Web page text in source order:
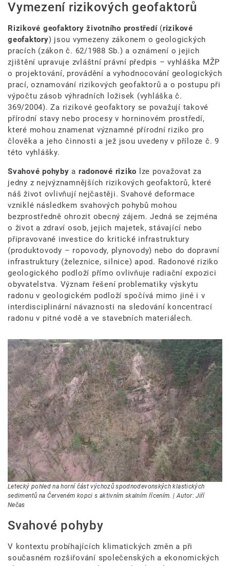
Vymezení rizikových geofaktorů
Rizikové geofaktory životního prostředí(rizikové
geofaktory) jsou vymezeny zákonem o geologických
pracích (zákon č. 62/1988 Sb.) a oznámení o jejich
zjištění upravuje zvláštní právní předpis – vyhláška MŽP
o projektování, provádění a vyhodnocování geologických
prací, oznamování rizikových geofaktorů a o postupu při
výpočtu zásob výhradních ložisek (vyhláška č.
369/2004). Za rizikové geofaktory se považují takové
přírodní stavy nebo procesy v horninovém prostředí,
které mohou znamenat významné přírodní riziko pro
člověka a jeho činnosti a jež jsou uvedeny v příloze č. 9
této vyhlášky.
Svahové pohyby a radonové riziko lze považovat za
jedny z nejvýznamnějších rizikových geofaktorů, které
náš život ovlivňují nejčastěji. Svahové deformace
vzniklé následkem svahových pohybů mohou
bezprostředně ohrozit obecný zájem. Jedná se zejména
o život a zdraví osob, jejich majetek, stávající nebo
připravované investice do kritické infrastruktury
(produktovody – ropovody, plynovody) nebo do dopravní
infrastruktury (železnice, silnice) apod. Radonové riziko
geologického podloží přímo ovlivňuje radiační expozici
obyvatelstva. Význam řešení problematiky výskytu
radonu v geologickém podloží spočívá mimo jiné i v
interdisciplinární návaznosti na sledování koncentrací
radonu v pitné vodě a ve stavebních materiálech.
Letecký pohled na horní část výchozů spodnodevonských klastických
sedimentů na Červeném kopci s aktivním skalním řícením. | Autor: Jiří
Nečas
Svahové pohyby
V kontextu probíhajících klimatických změn a při
současném rozšiřování společenských a ekonomických